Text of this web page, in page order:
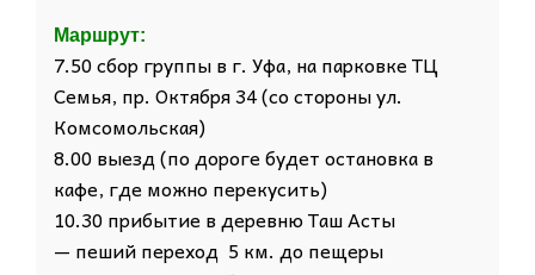
Маршрут:
7.50 сбор группы в г. Уфа, на парковке ТЦ
Семья, пр. Октября 34 (со стороны ул.
Комсомольская)
8.00 выезд (по дороге будет остановка в
кафе, где можно перекусить)
10.30 прибытие в деревню Таш Асты
— пеший переход 5 км. до пещеры